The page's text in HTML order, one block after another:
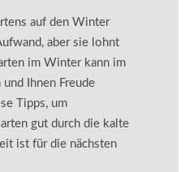
auf den Winter
aber sie lohnt
im Winter kann im
Ihnen Freude
Tipps, um
gut durch die kalte
ist für die nächsten